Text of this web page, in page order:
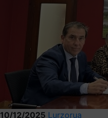
10/12/2025 Lurzorua